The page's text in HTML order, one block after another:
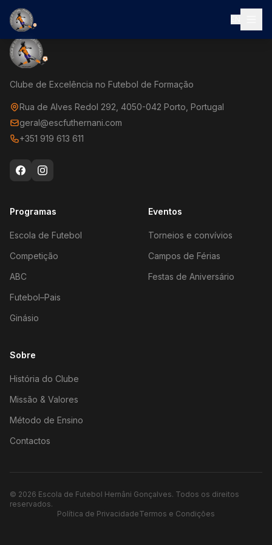
Clube de Excelência no Futebol de Formação
Rua de Alves Redol 292, 4050-042 Porto, Portugal
geral@escfuthernani.com
+351 919 613 611
Programas
Escola de Futebol
Competição
ABC
Futebol–Pais
Ginásio
Eventos
Torneios e convívios
Campos de Férias
Festas de Aniversário
Sobre
História do Clube
Missão & Valores
Método de Ensino
Contactos
© 2026 Escola de Futebol Hernâni Gonçalves. Todos os direitos
reservados.
Política de PrivacidadeTermos e Condições